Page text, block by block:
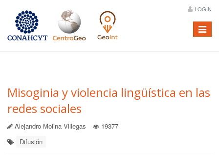
LOGIN
Menú
Misoginia y violencia lingüística en las
redes sociales
Alejandro Molina Villegas
19377
Difusión